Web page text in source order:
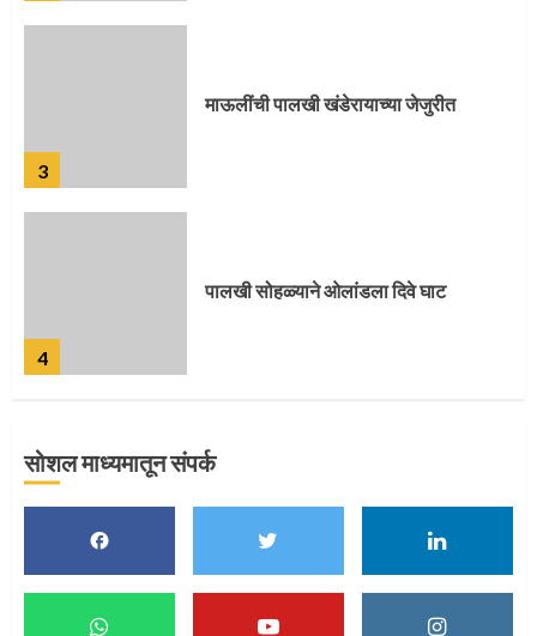
3
माऊलींची पालखी खंडेरायाच्या जेजुरीत
4
पालखी सोहळ्याने ओलांडला दिवे घाट
पुणेकरांकडून पालख्यांचे उत्साही स्वागत
सोशल माध्यमातून संपर्क